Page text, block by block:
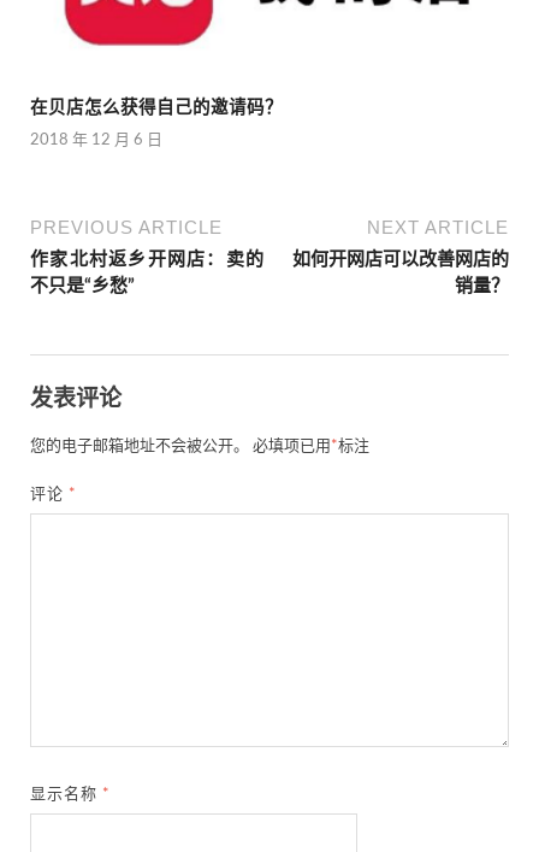
在贝店怎么获得自己的邀请码？
2018 年 12 月 6 日
PREVIOUS ARTICLE
作家北村返乡开网店：卖的
不只是“乡愁”
NEXT ARTICLE
如何开网店可以改善网店的
销量？
发表评论
您的电子邮箱地址不会被公开。 必填项已用 *标注
评论 *
显示名称 *